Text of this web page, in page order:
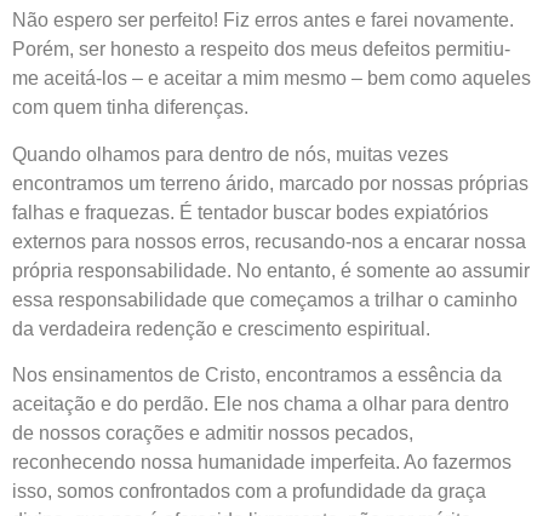
Não espero ser perfeito! Fiz erros antes e farei novamente.
Porém, ser honesto a respeito dos meus defeitos permitiu-
me aceitá-los – e aceitar a mim mesmo – bem como aqueles
com quem tinha diferenças.
Quando olhamos para dentro de nós, muitas vezes
encontramos um terreno árido, marcado por nossas próprias
falhas e fraquezas. É tentador buscar bodes expiatórios
externos para nossos erros, recusando-nos a encarar nossa
própria responsabilidade. No entanto, é somente ao assumir
essa responsabilidade que começamos a trilhar o caminho
da verdadeira redenção e crescimento espiritual.
Nos ensinamentos de Cristo, encontramos a essência da
aceitação e do perdão. Ele nos chama a olhar para dentro
de nossos corações e admitir nossos pecados,
reconhecendo nossa humanidade imperfeita. Ao fazermos
isso, somos confrontados com a profundidade da graça